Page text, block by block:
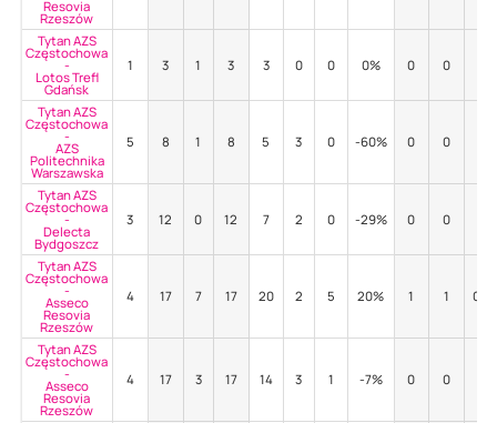
Resovia
Rzeszów
Tytan AZS
Częstochowa
-
Lotos Trefl
Gdańsk
1 3 1 3 3 0 0 0% 0 0
Tytan AZS
Częstochowa
-
AZS
Politechnika
Warszawska
5 8 1 8 5 3 0 -60% 0 0
Tytan AZS
Częstochowa
-
Delecta
Bydgoszcz
3 12 0 12 7 2 0 -29% 0 0
Tytan AZS
Częstochowa
-
Asseco
Resovia
Rzeszów
4 17 7 17 20 2 5 20% 1 1 0%
Tytan AZS
Częstochowa
-
Asseco
Resovia
Rzeszów
4 17 3 17 14 3 1 -7% 0 0